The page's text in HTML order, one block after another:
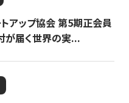
トアップ協会 第5期正会員
が届く世界の実...